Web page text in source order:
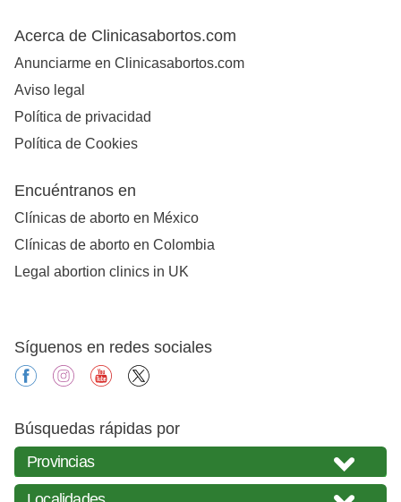
Acerca de Clinicasabortos.com
Anunciarme en Clinicasabortos.com
Aviso legal
Política de privacidad
Política de Cookies
Encuéntranos en
Clínicas de aborto en México
Clínicas de aborto en Colombia
Legal abortion clinics in UK
Síguenos en redes sociales
facebookinstagramyoutube
Búsquedas rápidas por